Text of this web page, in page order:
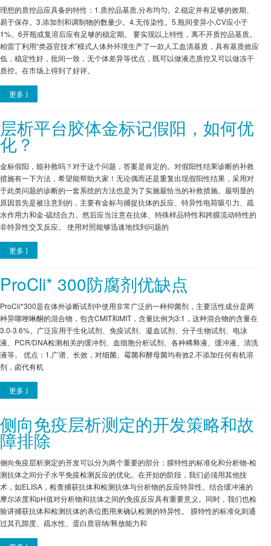
理想的质控品应具备的特性：1.质控品基质,分布均匀。2.稳定并有足够的效期、
易于保存。3.添加剂和调制物的数量少。4.无传染性。5.瓶间变异小,CV应小于
1%。6开瓶或复溶后应有足够的稳定期。 要实现以上特性，离不开质控品基质。
柏雷丁利用“类器官技术”模式人体外环境生产了一款人工血清基质，具有基质效应
低，稳定性好，批间一致，无个体差异等优点，既可以做液态质控又可以做冻干
质控。在市场上得到了好评。
更多 ⟩
层析平台胶体金标记假阳，如何优
化？
金标假阳，能补救吗？对于这个问题，答案是肯定的。对假阳性结果诊断的补救
措施有一下方法，希望能帮助大家！无论偶而还是重复出现假阳性结果，采用对
于此类问题的诊断的一套系统的方法也是为了实施最恰当的补救措施。最明显的
原因首先是被注意到的，主要有金标与捕捉抗体的反应、特异性电荷吸引力、疏
水作用力和金-硫结合力。然后应当注意在抗体、特殊样品特性和跨膜流动特性的
非特异性交叉反应。 使用对照能够迅速地找到问题的
更多 ⟩
ProCli* 300防腐剂优缺点
ProCli*300是在体外诊断试剂中使用非常广泛的一种抑菌剂，主要活性成分是两
种异噻唑啉酮的混合物，包含CMIT和MIT，含量比例为3:1，这种混合物的含量在
3.0-3.6%。广泛应用于生化试剂、免疫试剂、凝血试剂、分子生物试剂、电泳
液、PCR/DNA检测相关的缓冲剂、血细胞分析试剂、各种稀释液、缓冲液、清洗
液等。 优点：1.广谱、长效，对细菌、霉菌和酵母菌均有效2.不添加任何有机溶
剂，卤代有机
更多 ⟩
侧向免疫层析测定的开发策略和故
障排除
侧向免疫层析测定的开发可以分为两个重要的部分：膜特性的标准化和分析物-检
测抗体之间分子水平免疫检测反应的优化。在开始的阶段，我们必须用其他技
术，如ELISA，检查捕获抗体和检测抗体与分析物的反应特异性。结合缓冲液的
摩尔浓度和pH值对分析物和抗体之间的免疫反应具有重要意义。同时，我们也检
验讲捕获抗体和检测抗体的表位图用来确认检测的特异性。 膜特性的标准化则通
过其孔隙度、疏水性、蛋白质容纳/释放能力和